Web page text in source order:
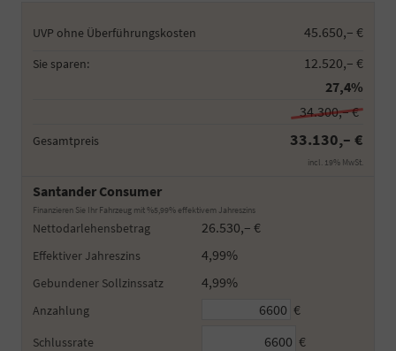
UVP ohne Überführungskosten 45.650,– €
Sie sparen:
12.520,– €
27,4%
34.300,– €
Gesamtpreis 33.130,– €
incl. 19% MwSt.
Santander Consumer
Finanzieren Sie Ihr Fahrzeug mit %5,99% effektivem Jahreszins
Nettodarlehensbetrag 26.530,– €
Effektiver Jahreszins 4,99%
Gebundener Sollzinssatz 4,99%
Anzahlung €
Schlussrate €